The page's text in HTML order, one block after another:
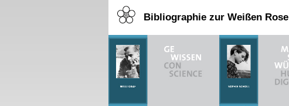
Bibliographie zur Weißen Rose